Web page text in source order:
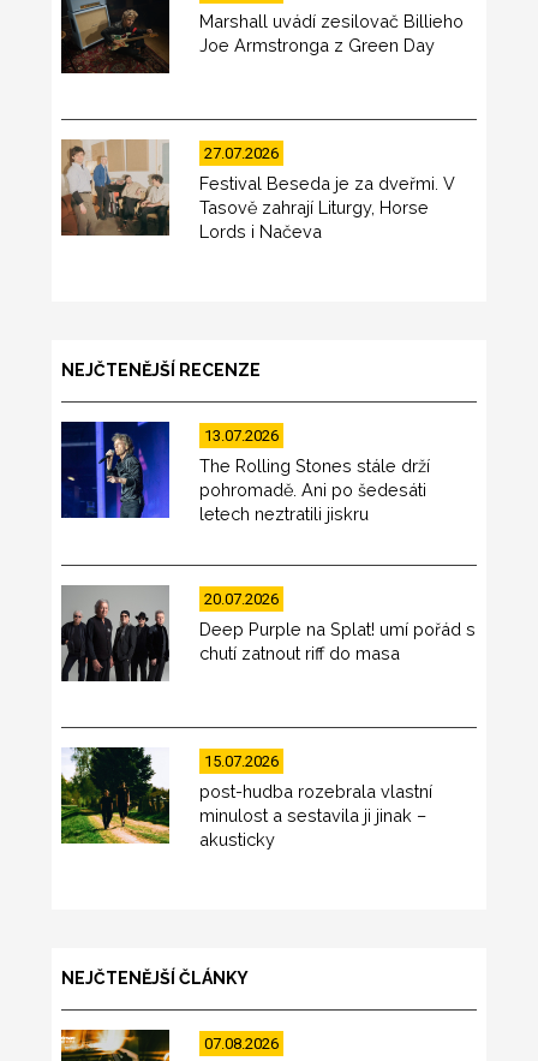
Marshall uvádí zesilovač Billieho
Joe Armstronga z Green Day
27.07.2026
Festival Beseda je za dveřmi. V
Tasově zahrají Liturgy, Horse
Lords i Načeva
NEJČTENĚJŠÍ RECENZE
13.07.2026
The Rolling Stones stále drží
pohromadě. Ani po šedesáti
letech neztratili jiskru
20.07.2026
Deep Purple na Splat! umí pořád s
chutí zatnout riff do masa
15.07.2026
post-hudba rozebrala vlastní
minulost a sestavila ji jinak –
akusticky
NEJČTENĚJŠÍ ČLÁNKY
07.08.2026